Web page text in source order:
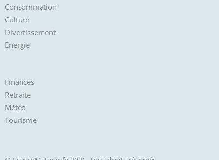
Consommation
Culture
Divertissement
Energie
Finances
Retraite
Météo
Tourisme